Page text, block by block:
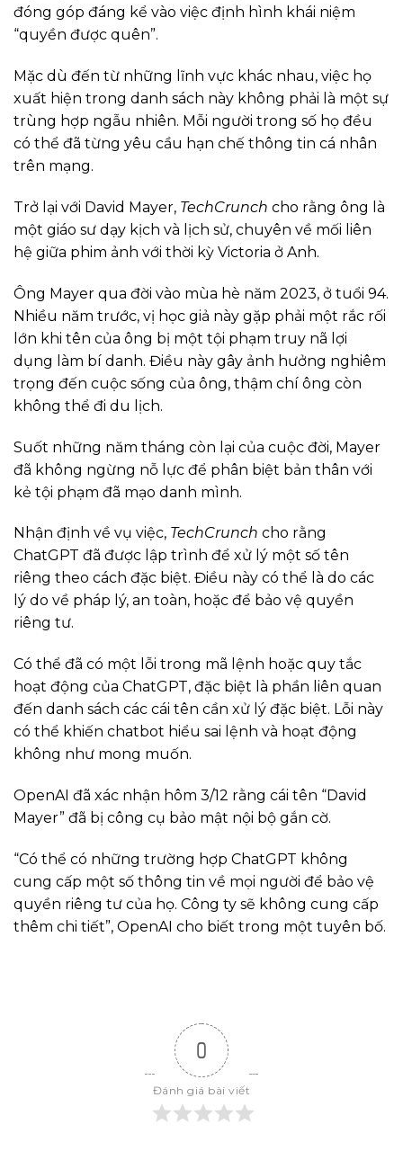
đóng góp đáng kể vào việc định hình khái niệm
“quyền được quên”.
Mặc dù đến từ những lĩnh vực khác nhau, việc họ
xuất hiện trong danh sách này không phải là một sự
trùng hợp ngẫu nhiên. Mỗi người trong số họ đều
có thể đã từng yêu cầu hạn chế thông tin cá nhân
trên mạng.
Trở lại với David Mayer, TechCrunch cho rằng ông là
một giáo sư dạy kịch và lịch sử, chuyên về mối liên
hệ giữa phim ảnh với thời kỳ Victoria ở Anh.
Ông Mayer qua đời vào mùa hè năm 2023, ở tuổi 94.
Nhiều năm trước, vị học giả này gặp phải một rắc rối
lớn khi tên của ông bị một tội phạm truy nã lợi
dụng làm bí danh. Điều này gây ảnh hưởng nghiêm
trọng đến cuộc sống của ông, thậm chí ông còn
không thể đi du lịch.
Suốt những năm tháng còn lại của cuộc đời, Mayer
đã không ngừng nỗ lực để phân biệt bản thân với
kẻ tội phạm đã mạo danh mình.
Nhận định về vụ việc, TechCrunch cho rằng
ChatGPT đã được lập trình để xử lý một số tên
riêng theo cách đặc biệt. Điều này có thể là do các
lý do về pháp lý, an toàn, hoặc để bảo vệ quyền
riêng tư.
Có thể đã có một lỗi trong mã lệnh hoặc quy tắc
hoạt động của ChatGPT, đặc biệt là phần liên quan
đến danh sách các cái tên cần xử lý đặc biệt. Lỗi này
có thể khiến chatbot hiểu sai lệnh và hoạt động
không như mong muốn.
OpenAI đã xác nhận hôm 3/12 rằng cái tên “David
Mayer” đã bị công cụ bảo mật nội bộ gắn cờ.
“Có thể có những trường hợp ChatGPT không
cung cấp một số thông tin về mọi người để bảo vệ
quyền riêng tư của họ. Công ty sẽ không cung cấp
thêm chi tiết”, OpenAI cho biết trong một tuyên bố.
0
Đánh giá bài viết